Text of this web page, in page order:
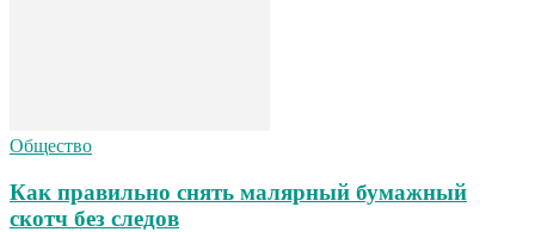
Общество
Как правильно снять малярный бумажный
скотч без следов